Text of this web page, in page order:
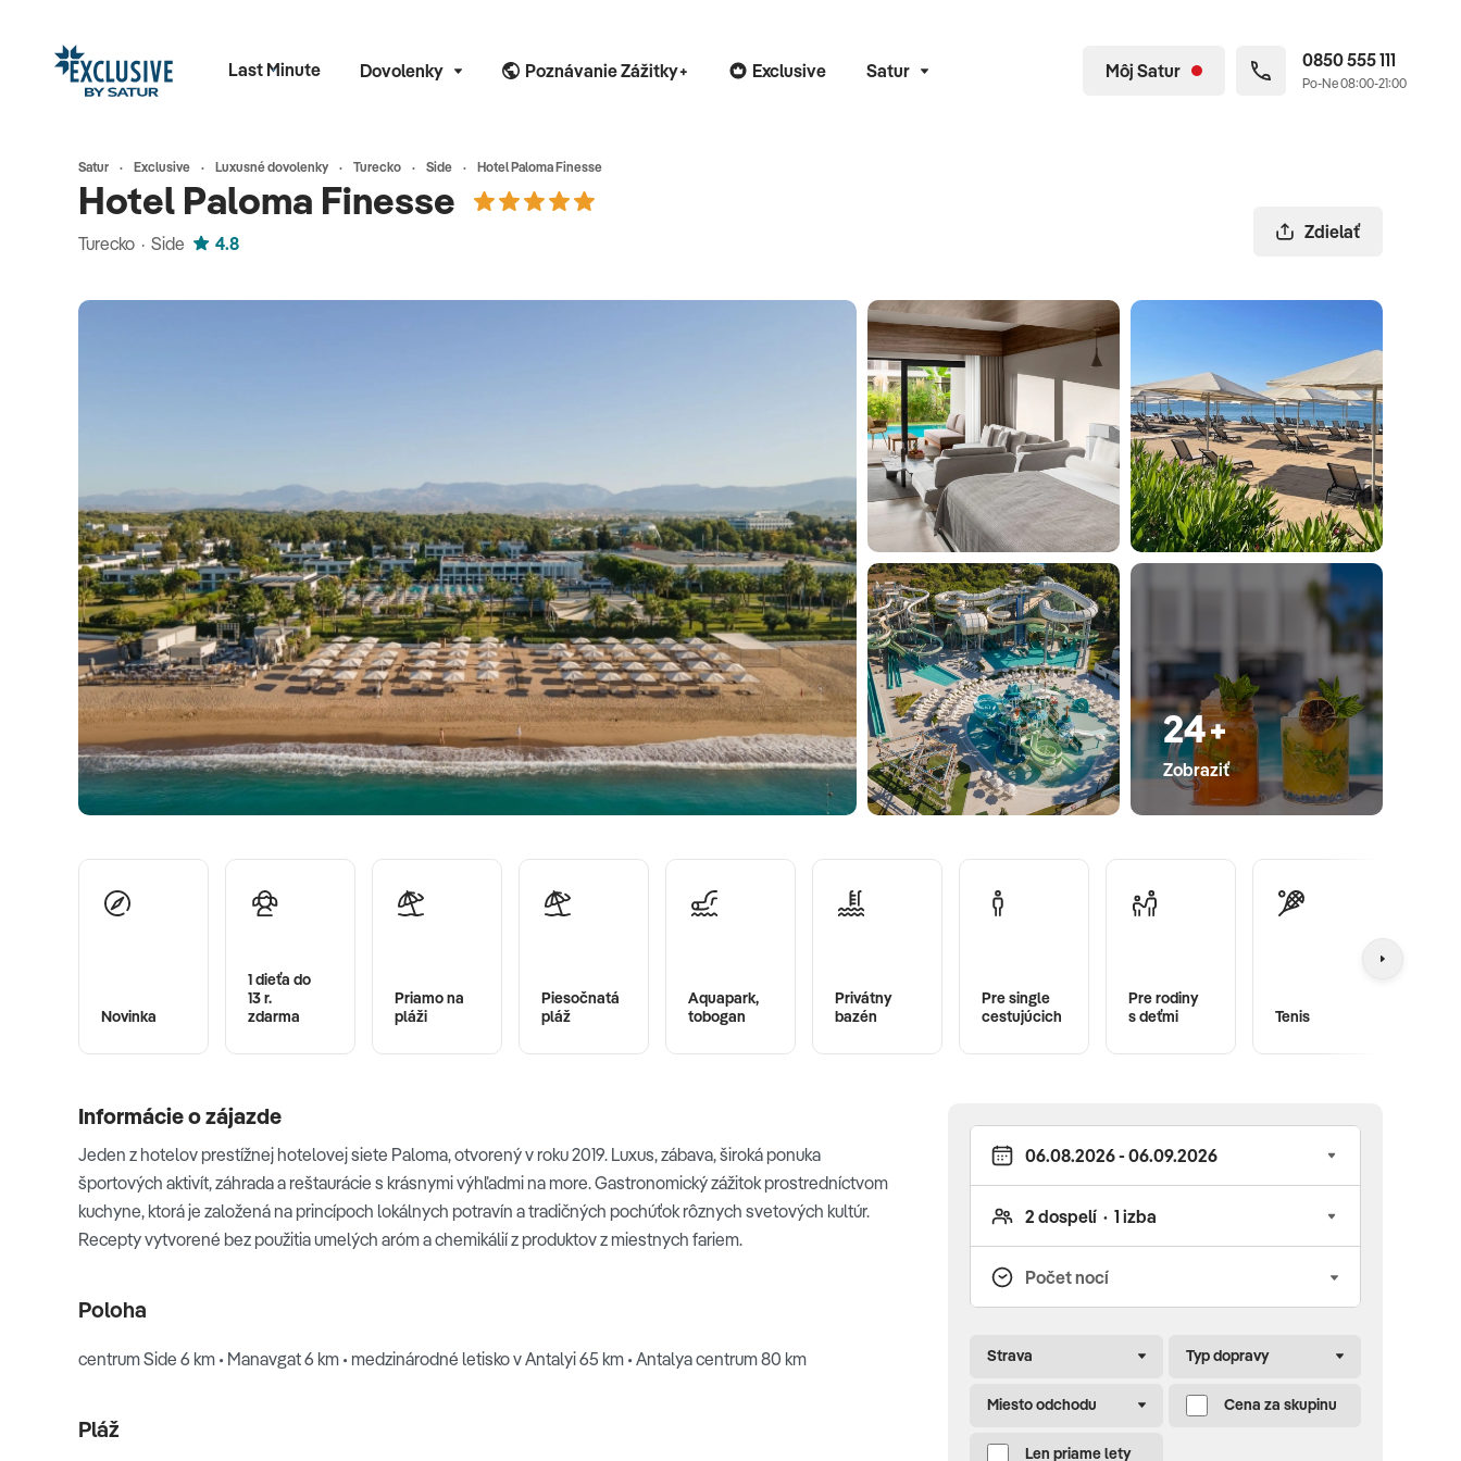
Last Minute Dovolenky Poznávanie Zážitky+ Exclusive Satur Môj Satur 0850 555 111
Po-Ne 08:00-21:00
Satur Exclusive Luxusné dovolenky Turecko Side Hotel Paloma Finesse
Hotel Paloma Finesse
Turecko · Side 4.8
Zdielať
24+
Zobraziť
Novinka
1 dieťa do
13 r.
zdarma
Priamo na
pláži
Piesočnatá
pláž
Aquapark,
tobogan
Privátny
bazén
Pre single
cestujúcich
Pre rodiny
s deťmi
Tenis
Strava Typ dopravy
Miesto odchodu Cena za skupinu
Len priame lety
Informácie o zájazde
Jeden z hotelov prestížnej hotelovej siete Paloma, otvorený v roku 2019. Luxus, zábava, široká ponuka
športových aktivít, záhrada a reštaurácie s krásnymi výhľadmi na more. Gastronomický zážitok prostredníctvom
kuchyne, ktorá je založená na princípoch lokálnych potravín a tradičných pochúťok rôznych svetových kultúr.
Recepty vytvorené bez použitia umelých aróm a chemikálií z produktov z miestnych fariem.
Poloha
centrum Side 6 km • Manavgat 6 km • medzinárodné letisko v Antalyi 65 km • Antalya centrum 80 km
Pláž